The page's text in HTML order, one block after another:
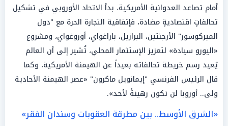
أمام تصاعد العدوانية الأمريكية، بدأ الاتحاد الأوروبي في تشكيل
تحالفاتٍ اقتصاديةٍ مضادة، فإتفاقية التجارة الحرة مع "دول
الميركوسور" الأرجنتين، البرازيل، باراغواي، أوروغواي، ومشروع
«اليورو سيادة» لتعزيز الإستثمار المحلي، تُشير إلى أن العالم
يُعيد رسم خريطة تحالفاته بعيداً عن الهيمنة الأمريكية، وكما
قال الرئيس الفرنسي "إيمانويل ماكرون" «عصر الهيمنة الأحادية
ولى.. أوروبا لن تكون رهينةً لأحد».
«الشرق الأوسط.. بين مطرقة العقوبات وسندان الفقر»